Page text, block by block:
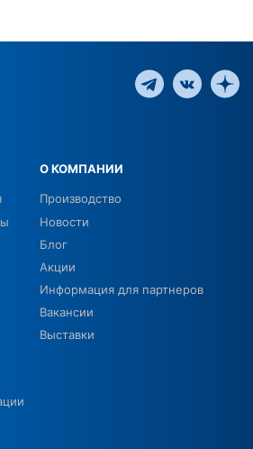
О КОМПАНИИ
Производство
Новости
Блог
Акции
Информация для партнеров
Вакансии
Выставки